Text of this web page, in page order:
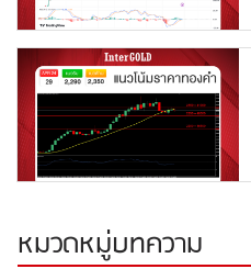
หมวดหมู่บทความ